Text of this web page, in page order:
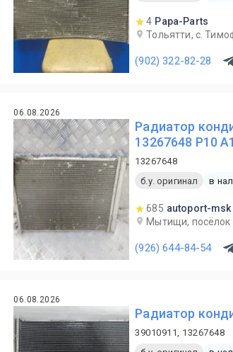
4 Papa-Parts
Тольятти, с.
(902) 322-82-28
06.08.2026
Радиатор
13267648 P10
13267648
б.у. оригинал
в
685 autoport-msk
Мытищи,
(926) 644-84-54
06.08.2026
Радиатор
39010911, 13267648